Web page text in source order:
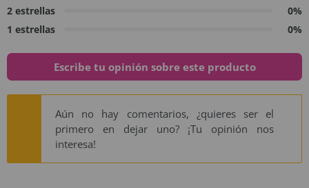
2 estrellas
0%
1 estrellas
0%
Escribe tu opinión sobre este producto
Aún no hay comentarios, ¿quieres ser el
primero en dejar uno? ¡Tu opinión nos
interesa!